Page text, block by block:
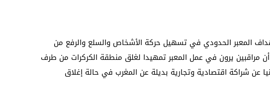
أهداف المعبر الحدودي في تسهيل حركة الأشخاص والسلع والرفع من
أن مراقبين يرون في عمل المعبر تمهيدا لغلق منطقة الكركرات من طرف
عن شراكة اقتصادية وتجارية بديلة عن المغرب في حالة إغلاق